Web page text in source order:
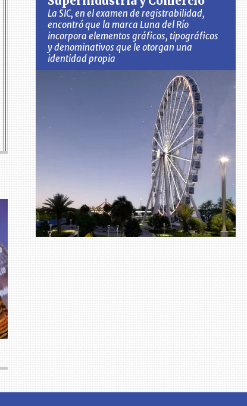
La SIC, en el examen de registrabilidad,
encontró que la marca Luna del Río
incorpora elementos gráficos, tipográficos
y denominativos que le otorgan una
identidad propia